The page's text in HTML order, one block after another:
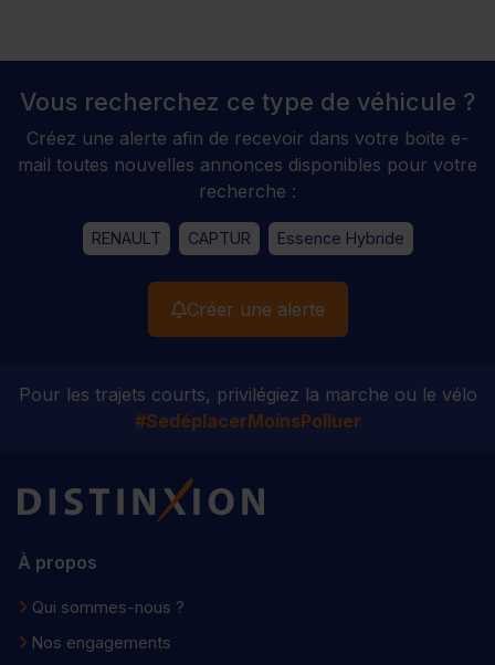
Vous recherchez ce type de véhicule ?
Créez une alerte afin de recevoir dans votre boite e-
mail toutes nouvelles annonces disponibles pour votre
recherche :
RENAULT CAPTUR Essence Hybride
Créer une alerte
Pour les trajets courts, privilégiez la marche ou le vélo
#SedéplacerMoinsPolluer
Distinxion
À propos
Qui sommes-nous ?
Nos engagements